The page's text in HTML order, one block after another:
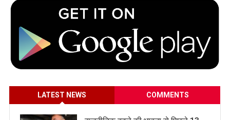
LATEST NEWS COMMENTS